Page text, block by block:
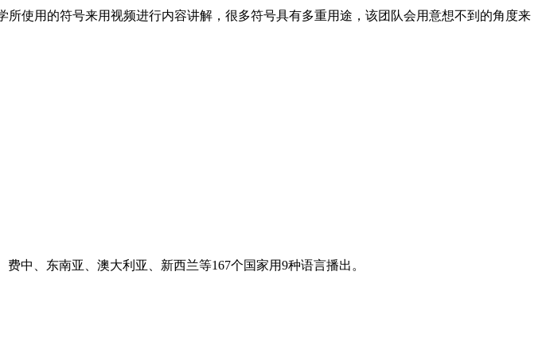
使用的符号来用视频进行内容讲解，很多符号具有多重用途，该团队会用意想不到的角度来
中、东南亚、澳大利亚、新西兰等167个国家用9种语言播出。